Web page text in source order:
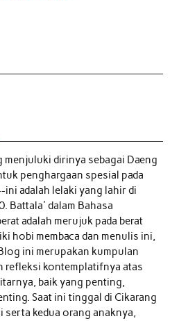
menjuluki dirinya sebagai Daeng
penghargaan spesial pada
adalah lelaki yang lahir di
Battala' dalam Bahasa
adalah merujuk pada berat
hobi membaca dan menulis ini,
ini merupakan kumpulan
refleksi kontemplatifnya atas
baik yang penting,
Saat ini tinggal di Cikarang
serta kedua orang anaknya,